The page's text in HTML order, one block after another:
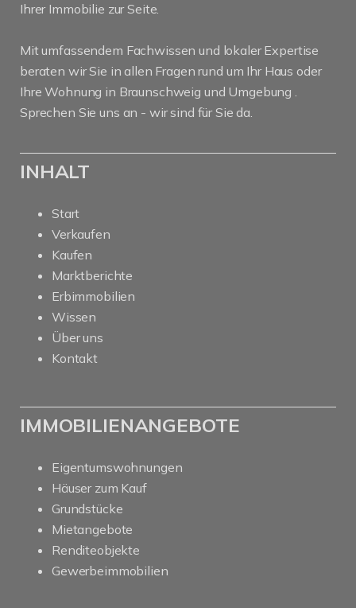
Ihrer Immobilie zur Seite.
Mit umfassendem Fachwissen und lokaler Expertise
beraten wir Sie in allen Fragen rund um Ihr Haus oder
Ihre Wohnung in Braunschweig und Umgebung .
Sprechen Sie uns an - wir sind für Sie da.
INHALT
Start
Verkaufen
Kaufen
Marktberichte
Erbimmobilien
Wissen
Über uns
Kontakt
IMMOBILIENANGEBOTE
Eigentumswohnungen
Häuser zum Kauf
Grundstücke
Mietangebote
Renditeobjekte
Gewerbeimmobilien